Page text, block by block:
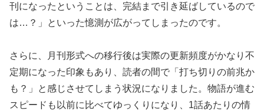
刊になったということは、完結まで引き延ばしているので
は…？」といった憶測が広がってしまったのです。
さらに、月刊形式への移行後は実際の更新頻度がかなり不
定期になった印象もあり、読者の間で「打ち切りの前兆か
も？」と感じさせてしまう状況になりました。物語が進む
スピードも以前に比べてゆっくりになり、1話あたりの情